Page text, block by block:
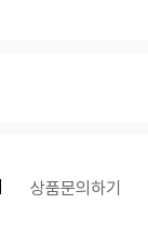
상품문의하기